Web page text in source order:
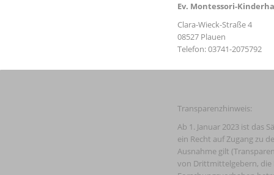
Ev. Montessori-
Clara-Wieck-Straße 4
08527 Plauen
Telefon: 03741-2075792
Transparenzhinweis:
Ab 1. Januar 2023 ist das
ein Recht auf Zugang zu
Ausnahme gilt
von Drittmittelgebern,